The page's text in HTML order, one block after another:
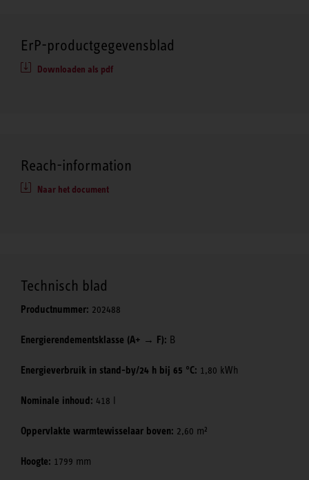
ErP-productgegevensblad
Downloaden als pdf
Reach-information
Naar het document
Technisch blad
Productnummer: 202488
Energierendementsklasse (A+ → F): B
Energieverbruik in stand-by/24 h bij 65 °C: 1,80 kWh
Nominale inhoud: 418 l
Oppervlakte warmtewisselaar boven: 2,60 m²
Hoogte: 1799 mm